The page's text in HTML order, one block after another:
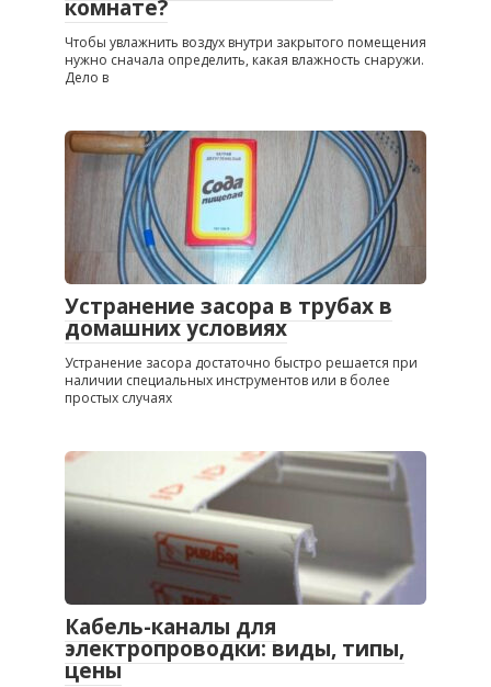
комнате?
Чтобы увлажнить воздух внутри закрытого помещения
нужно сначала определить, какая влажность снаружи.
Дело в
Устранение засора в трубах в
домашних условиях
Устранение засора достаточно быстро решается при
наличии специальных инструментов или в более
простых случаях
Кабель-каналы для
электропроводки: виды, типы,
цены